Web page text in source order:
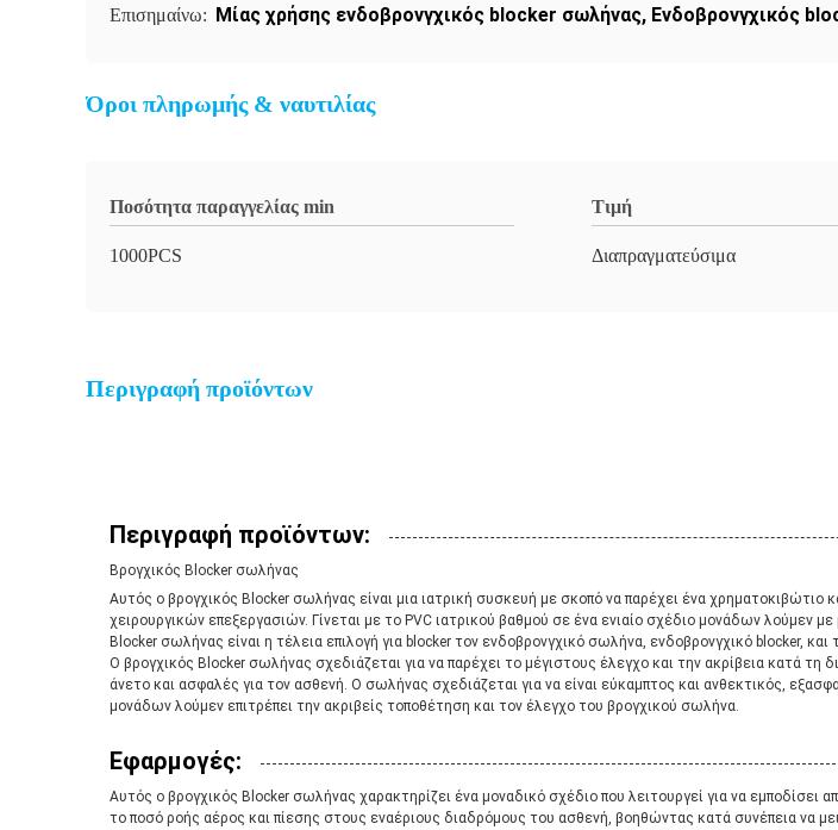
Επισημαίνω: Μίας χρήσης ενδοβρονγχικός blocker σωλήνας, Ενδοβρονγχικός
Όροι πληρωμής & ναυτιλίας
Ποσότητα παραγγελίας min
1000PCS
Τιμή
Διαπραγματεύσιμα
Περιγραφή προϊόντων
Περιγραφή προϊόντων:
Βρογχικός Blocker σωλήνας
Αυτός ο βρογχικός Blocker σωλήνας είναι μια ιατρική συσκευή με σκοπό να παρέχει ένα
χειρουργικών επεξεργασιών. Γίνεται με το PVC ιατρικού βαθμού σε ένα ενιαίο σχέδιο μονάδων λούμεν
Blocker σωλήνας είναι η τέλεια επιλογή για blocker τον ενδοβρονγχικό σωλήνα, ενδοβρονγχικό blocker,
Ο βρογχικός Blocker σωλήνας σχεδιάζεται για να παρέχει το μέγιστους έλεγχο και την ακρίβεια κατά τη
άνετο και ασφαλές για τον ασθενή. Ο σωλήνας σχεδιάζεται για να είναι εύκαμπτος και ανθεκτικός,
μονάδων λούμεν επιτρέπει την ακριβείς τοποθέτηση και τον έλεγχο του βρογχικού σωλήνα.
Εφαρμογές:
Αυτός ο βρογχικός Blocker σωλήνας χαρακτηρίζει ένα μοναδικό σχέδιο που λειτουργεί για να εμποδίσει
το ποσό ροής αέρος και πίεσης στους εναέριους διαδρόμους του ασθενή, βοηθώντας κατά συνέπεια να